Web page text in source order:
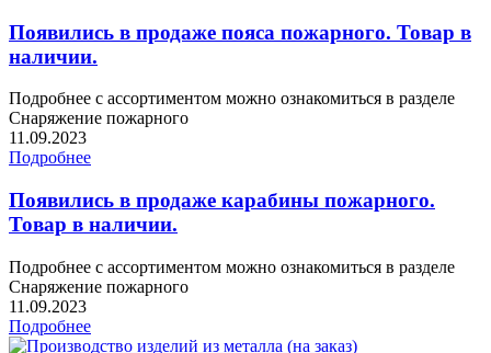
Появились в продаже пояса пожарного. Товар в
наличии.
Подробнее с ассортиментом можно ознакомиться в разделе
Снаряжение пожарного
11.09.2023
Подробнее
Появились в продаже карабины пожарного.
Товар в наличии.
Подробнее с ассортиментом можно ознакомиться в разделе
Снаряжение пожарного
11.09.2023
Подробнее